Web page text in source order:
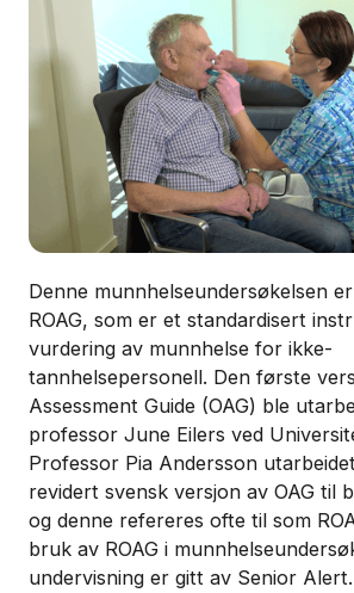
Denne munnhelseundersøkelsen
ROAG, som er et standardisert
vurdering av munnhelse for ikke-
tannhelsepersonell. Den første
Assessment Guide (OAG) ble
professor June Eilers ved
Professor Pia Andersson
revidert svensk versjon av OAG til
og denne refereres ofte til som
bruk av ROAG i
undervisning er gitt av Senior Alert.